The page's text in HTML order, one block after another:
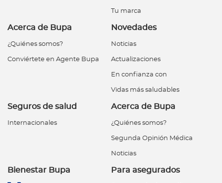
Tu marca
Acerca de Bupa
¿Quiénes somos?
Conviértete en Agente Bupa
Novedades
Noticias
Actualizaciones
En confianza con
Vidas más saludables
Seguros de salud
Internacionales
Acerca de Bupa
¿Quiénes somos?
Segunda Opinión Médica
Noticias
Bienestar Bupa Para asegurados